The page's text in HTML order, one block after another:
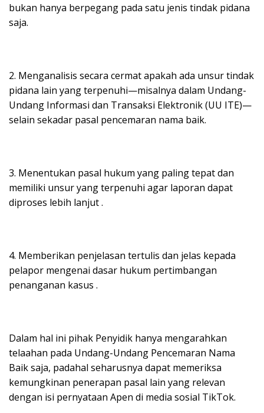
bukan hanya berpegang pada satu jenis tindak pidana
saja.
2. Menganalisis secara cermat apakah ada unsur tindak
pidana lain yang terpenuhi—misalnya dalam Undang-
Undang Informasi dan Transaksi Elektronik (UU ITE)—
selain sekadar pasal pencemaran nama baik.
3. Menentukan pasal hukum yang paling tepat dan
memiliki unsur yang terpenuhi agar laporan dapat
diproses lebih lanjut .
4. Memberikan penjelasan tertulis dan jelas kepada
pelapor mengenai dasar hukum pertimbangan
penanganan kasus .
Dalam hal ini pihak Penyidik hanya mengarahkan
telaahan pada Undang-Undang Pencemaran Nama
Baik saja, padahal seharusnya dapat memeriksa
kemungkinan penerapan pasal lain yang relevan
dengan isi pernyataan Apen di media sosial TikTok.